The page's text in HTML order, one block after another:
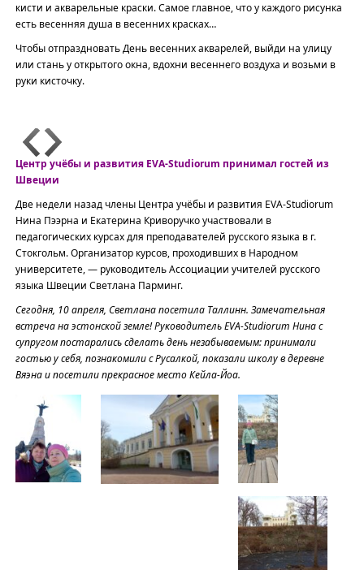
кисти и акварельные краски. Самое главное, что у каждого рисунка
есть весенняя душа в весенних красках…
Чтобы отпраздновать День весенних акварелей, выйди на улицу
или стань у открытого окна, вдохни весеннего воздуха и возьми в
руки кисточку.
Центр учёбы и развития EVA-Studiorum принимал гостей из
Швеции
Две недели назад члены Центра учёбы и развития EVA-Studiorum
Нина Пээрна и Екатерина Криворучко участвовали в
педагогических курсах для преподавателей русского языка в г.
Стокгольм. Организатор курсов, проходивших в Народном
университете, — руководитель Ассоциации учителей русского
языка Швеции Светлана Парминг.
Сегодня, 10 апреля, Светлана посетила Таллинн. Замечательная
встреча на эстонской земле! Руководитель EVA-Studiorum Нина с
супругом постарались сделать день незабываемым: принимали
гостью у себя, познакомили с Русалкой, показали школу в деревне
Вяэна и посетили прекрасное место Кейла-Йоа.